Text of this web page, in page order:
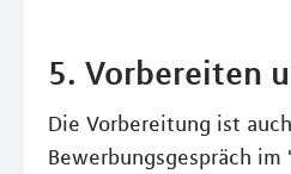
5. Vorbereiten
Die Vorbereitung ist
Bewerbungsgespräch im